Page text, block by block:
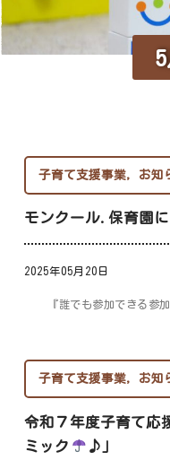
子育て支援事業, お知
モンクール.保育園
2025年05月20日
『誰でも参加できる参加
子育て支援事業, お知
令和７年度子育て応
ミック
♪」